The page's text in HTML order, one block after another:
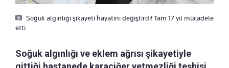
Soğuk algınlığı şikayeti hayatını değiştirdi! Tam 17 yıl mücadele
etti
Soğuk algınlığı ve eklem ağrısı şikayetiyle